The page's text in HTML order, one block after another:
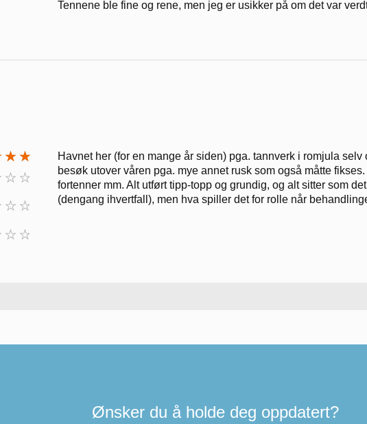
Tennene ble fine og rene, men jeg er usikker på om det var
Havnet her (for en mange år siden) pga. tannverk i romjula
besøk utover våren pga. mye annet rusk som også måtte
fortenner mm. Alt utført tipp-topp og grundig, og alt sitter som
(dengang ihvertfall), men hva spiller det for rolle når
Ønsker du å holde deg oppdatert?